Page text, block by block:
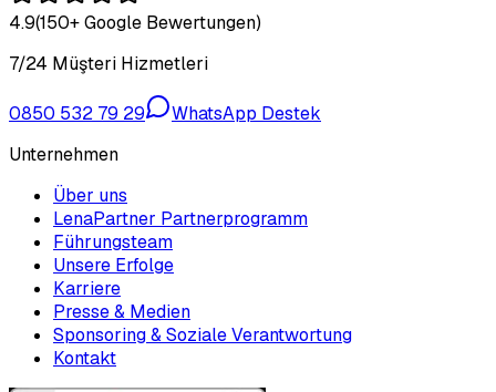
4.9(150+ Google Bewertungen)
7/24 Müşteri Hizmetleri
0850 532 79 29
WhatsApp Destek
Unternehmen
Über uns
LenaPartner Partnerprogramm
Führungsteam
Unsere Erfolge
Karriere
Presse & Medien
Sponsoring & Soziale Verantwortung
Kontakt